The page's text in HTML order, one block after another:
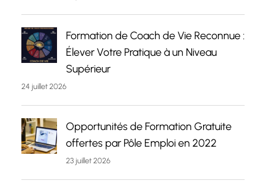
Formation de Coach de Vie Reconnue :
Élever Votre Pratique à un Niveau
Supérieur
24 juillet 2026
Opportunités de Formation Gratuite
offertes par Pôle Emploi en 2022
23 juillet 2026